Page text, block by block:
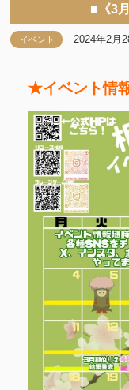
■《3
イベント 2024年2月
★イベント情